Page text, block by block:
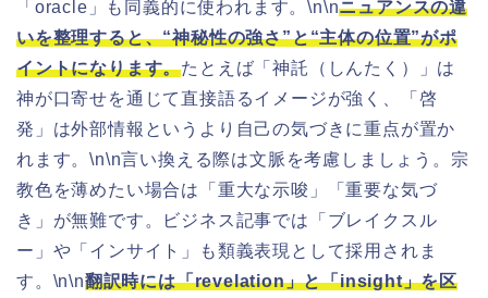
「oracle」も同義的に使われます。\n\nニュアンスの違
いを整理すると、“神秘性の強さ”と“主体の位置”がポ
イントになります。たとえば「神託（しんたく）」は
神が口寄せを通じて直接語るイメージが強く、「啓
発」は外部情報というより自己の気づきに重点が置か
れます。\n\n言い換える際は文脈を考慮しましょう。宗
教色を薄めたい場合は「重大な示唆」「重要な気づ
き」が無難です。ビジネス記事では「ブレイクスル
ー」や「インサイト」も類義表現として採用されま
す。\n\n翻訳時には「revelation」と「insight」を区